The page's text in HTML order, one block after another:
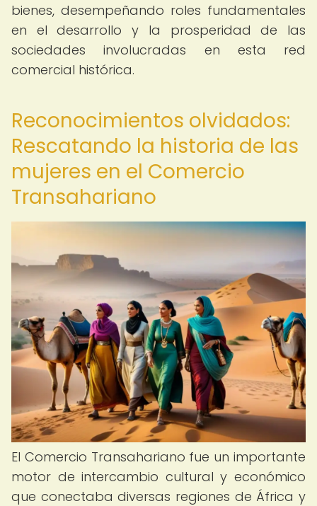
bienes, desempeñando roles fundamentales
en el desarrollo y la prosperidad de las
sociedades involucradas en esta red
comercial histórica.
Reconocimientos olvidados:
Rescatando la historia de las
mujeres en el Comercio
Transahariano
El Comercio Transahariano fue un importante
motor de intercambio cultural y económico
que conectaba diversas regiones de África y